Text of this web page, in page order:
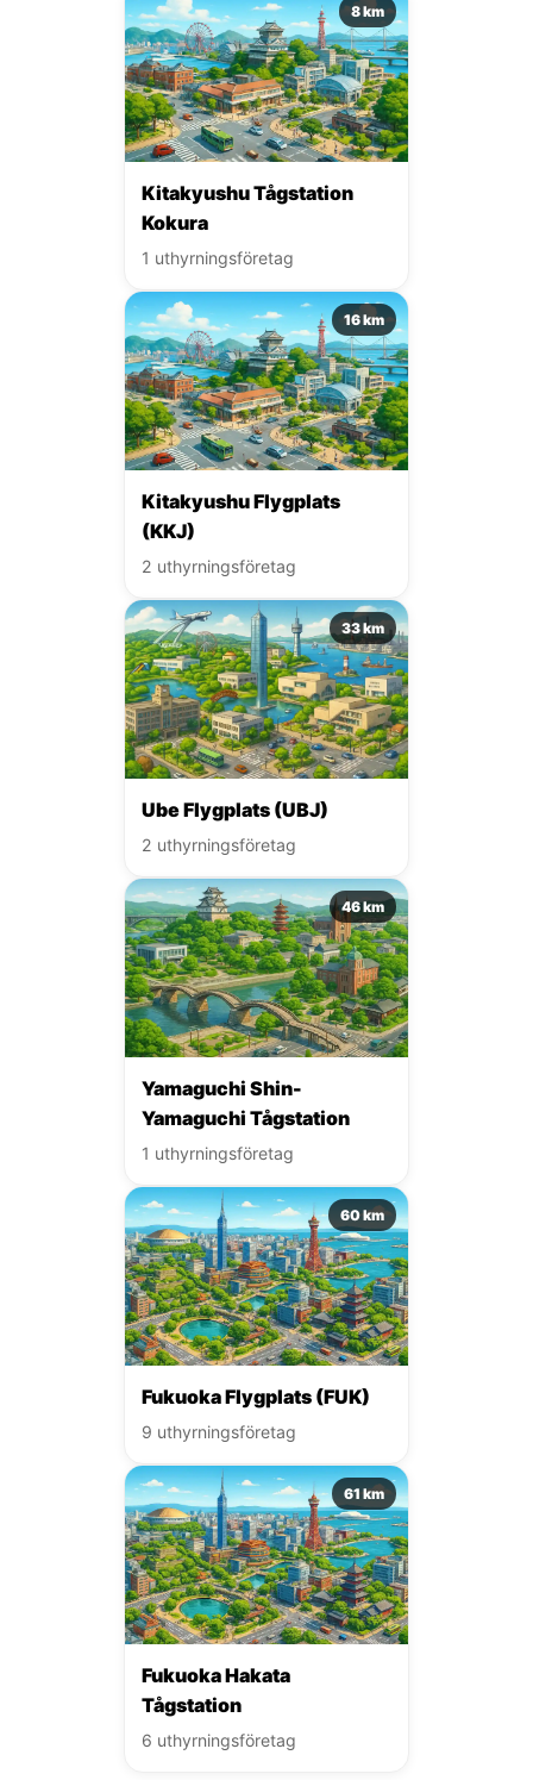
8 km
Kitakyushu Tågstation
Kokura
1 uthyrningsföretag
16 km
Kitakyushu Flygplats
(KKJ)
2 uthyrningsföretag
33 km
Ube Flygplats (UBJ)
2 uthyrningsföretag
46 km
Yamaguchi Shin-
Yamaguchi Tågstation
1 uthyrningsföretag
60 km
Fukuoka Flygplats (FUK)
9 uthyrningsföretag
61 km
Fukuoka Hakata
Tågstation
6 uthyrningsföretag